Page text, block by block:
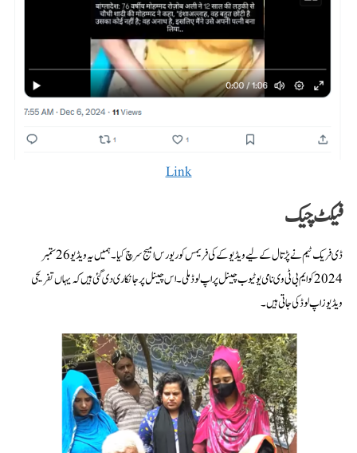
Link
فیکٹ چیک
ڈی فریک ٹیم نے پڑتال کے لیے ویڈیو کے کی فریمس کو ریورس امیج سرچ کیا۔ ہمیں یہ ویڈیو 26 ستمبر
2024 کو ایم بی ٹی وی نامی یوٹیوب چینل پر اپ لوڈ ملی۔ اس چینل پر جانکاری دی گئی ہیں کہ یہاں تفریحی
ویڈیوز اپ لوڈ کی جاتی ہیں۔